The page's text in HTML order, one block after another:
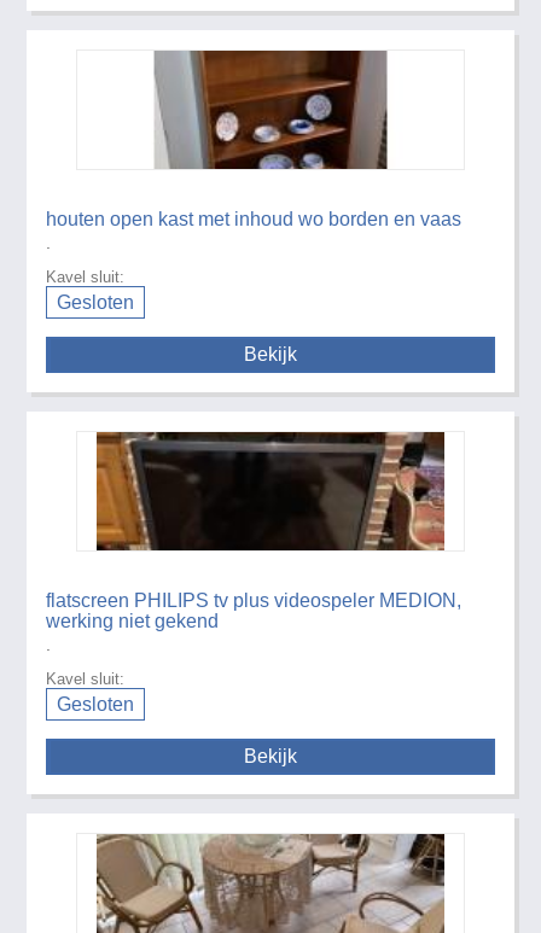
houten open kast met inhoud wo borden en vaas
Kavel sluit:
Gesloten
Bekijk
flatscreen PHILIPS tv plus videospeler MEDION,
werking niet gekend
Kavel sluit:
Gesloten
Bekijk